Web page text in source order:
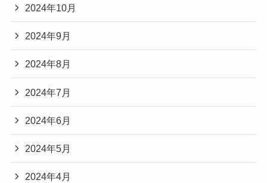
2024年10月
2024年9月
2024年8月
2024年7月
2024年6月
2024年5月
2024年4月